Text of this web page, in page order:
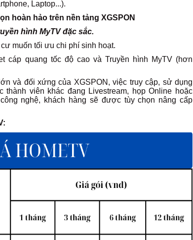
Laptop...).
hoàn hảo trên nền tảng XGSPON
hình MyTV đặc sắc.
muốn tối ưu chi phí sinh hoạt.
cáp quang tốc độ cao và Truyền hình MyTV (hơn
và đối xứng của XGSPON, việc truy cập, sử dụng
thành viên khác đang Livestream, họp Online hoặc
nghệ, khách hàng sẽ được tùy chọn nâng cấp